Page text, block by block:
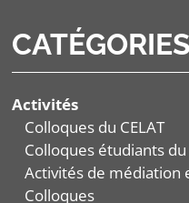
CATÉGORIES
Activités
Colloques du CELAT
Colloques étudiants du
Activités de médiation
Colloques